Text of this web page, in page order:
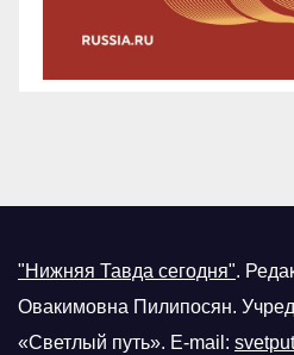
"Нижняя Тавда сегодня".
Овакимовна Пилипосян.
«Светлый путь». E-mail: